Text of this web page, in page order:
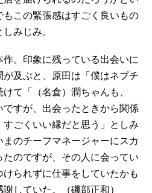
この緊張感はすごく良いもの
みじみ。
。印象に残っている出会いに
及ぶと、原田は「僕はネプチ
て「（名倉）潤ちゃんも、
ですが、出会ったときから関係
ごくいい縁だと思う」としみ
のチーフマネージャーにスカ
のですが、その人に会ってい
られずに仕事をしていたかも
していた。（磯部正和）